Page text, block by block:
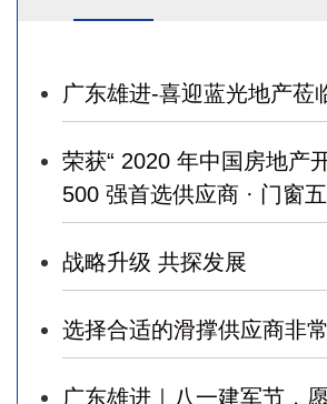
广东雄进-喜迎蓝光地产莅
荣获“ 2020 年中国房地产
500 强首选供应商 · 门窗
战略升级 共探发展
选择合适的滑撑供应商非
广东雄进｜八一建军节，